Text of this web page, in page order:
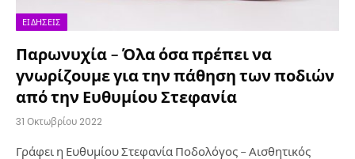
ΕΙΔΉΣΕΙΣ
Παρωνυχία – Όλα όσα πρέπει να
γνωρίζουμε για την πάθηση των ποδιών
από την Ευθυμίου Στεφανία
31 Οκτωβρίου 2022
Γράφει η Ευθυμίου Στεφανία Ποδολόγος – Αισθητικός